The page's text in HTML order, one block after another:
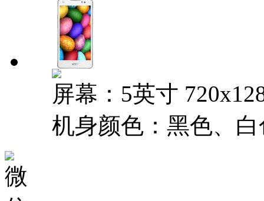
屏幕：5英寸
机身颜色：黑色、白